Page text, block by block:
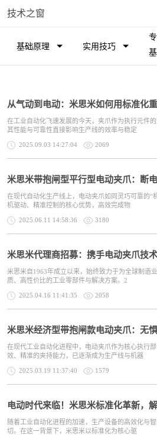
技术之窗
基础原理 实用技巧
在工业自动化飞速发展的今天，夹爪作为执行元件的
其性能与可靠性直接影响生产线的效率与稳定
2025.09.03 14:27:04 2069
在现代自动化生产线上，电动夹爪如同灵巧可靠的“
机驱动、精准控制的核心优势，高效完成物
2025.06.11 14:58:36 3180
米思米自1963年成立以来，始终致力于为全球制造
质、高性价比的工业零部件与解决方案。2
2025.04.16 11:41:35 2058
在现代工业自动化进程中，电动夹爪作为核心执行
效、精准的夹持能力，已逐渐成为生产线与机器
2025.03.19 11:37:40 1579
电动时代来临！米思米标准化革新，
随着工业自动化进程的加速，生产设备的高效化与
切。在这一背景下，米思米以标准化为核心驱